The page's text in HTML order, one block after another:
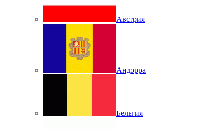
Австрия
Андорра
Бельгия